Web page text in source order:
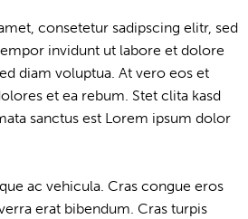
consetetur sadipscing elitr, sed
invidunt ut labore et dolore
diam voluptua. At vero eos et
et ea rebum. Stet clita kasd
sanctus est Lorem ipsum dolor
ac vehicula. Cras congue eros
erat bibendum. Cras turpis